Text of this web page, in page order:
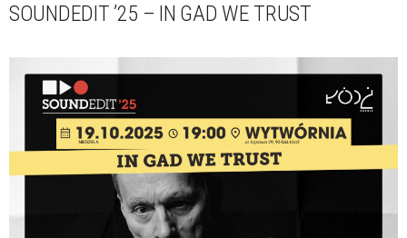
SOUNDEDIT ’25 – IN GAD WE TRUST